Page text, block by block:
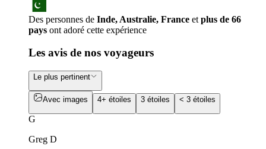
Des personnes de Inde, Australie, France et plus de 66
pays ont adoré cette expérience
Les avis de nos voyageurs
Le plus pertinent
Avec images 4+ étoiles 3 étoiles < 3 étoiles
G
Greg D